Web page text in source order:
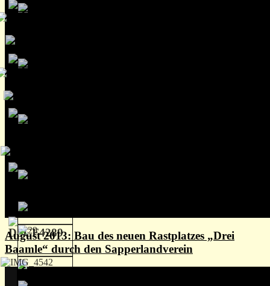
August 2013: Bau des neuen Rastplatzes „Drei
Baamle“ durch den Sapperlandverein